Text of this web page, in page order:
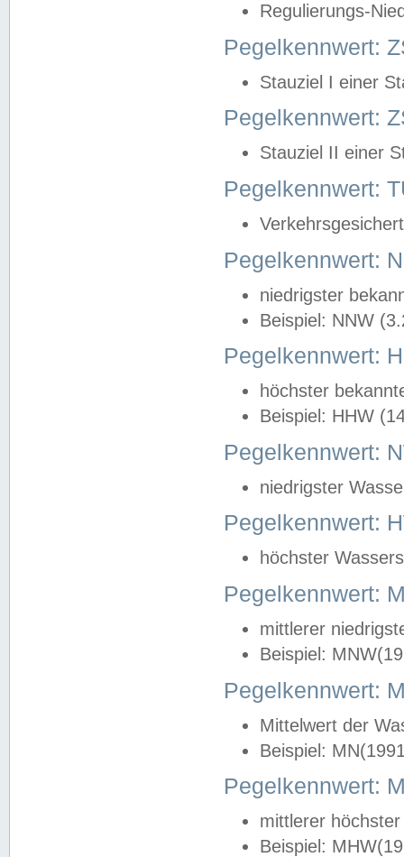
Regulierungs-
Pegelkennwert:
Stauziel I einer
Pegelkennwert:
Stauziel II einer
Pegelkennwert:
Pegelkennwert:
niedrigster
Beispiel: NNW
Pegelkennwert:
höchster
Beispiel: HHW
Pegelkennwert:
niedrigster
Pegelkennwert:
höchster
Pegelkennwert:
mittlerer
Beispiel:
Pegelkennwert:
Mittelwert der
Beispiel:
Pegelkennwert:
mittlerer
Beispiel: